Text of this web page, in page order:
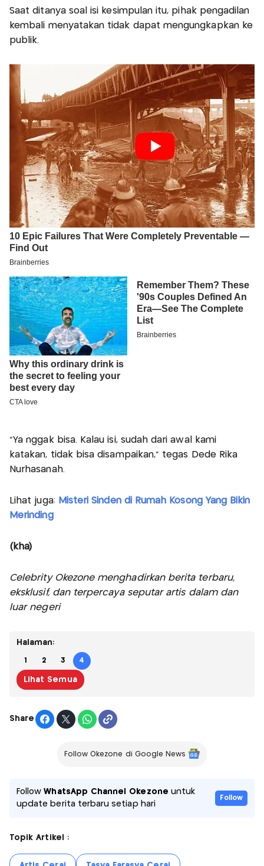
Saat ditanya soal isi kesimpulan itu, pihak pengadilan
kembali menyatakan tidak dapat mengungkapkan ke
publik.
"Ya nggak bisa. Kalau isi, sudah dari awal kami
katakan, tidak bisa disampaikan," tegas Dede Rika
Nurhasanah.
Lihat juga: Misteri Sinden di Rumah Kosong Yang Bikin
Merinding
(kha)
Celebrity Okezone menghadirkan berita terbaru,
eksklusif, dan terpercaya seputar artis dalam dan
luar negeri
Halaman:
1 2 3 4
Lihat Semua
Share
Follow Okezone di Google News
FollowWhatsApp Channel Okezone untuk
update berita terbaru setiap hari
Follow
Topik Artikel :